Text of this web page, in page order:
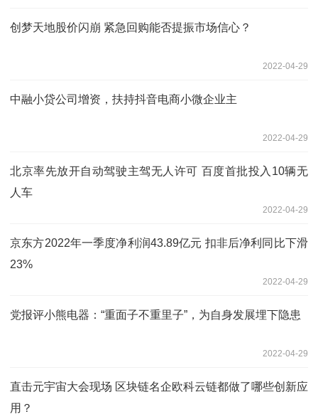
创梦天地股价闪崩 紧急回购能否提振市场信心？
2022-04-29
中融小贷公司增资，扶持抖音电商小微企业主
2022-04-29
北京率先放开自动驾驶主驾无人许可 百度首批投入10辆无
人车
2022-04-29
京东方2022年一季度净利润43.89亿元 扣非后净利同比下滑
23%
2022-04-29
党报评小熊电器：“重面子不重里子”，为自身发展埋下隐患
2022-04-29
直击元宇宙大会现场 区块链名企欧科云链都做了哪些创新应
用？